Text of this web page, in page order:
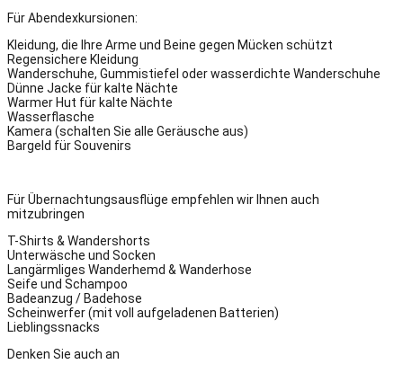
Für Abendexkursionen:
Kleidung, die Ihre Arme und Beine gegen Mücken schützt
Regensichere Kleidung
Wanderschuhe, Gummistiefel oder wasserdichte Wanderschuhe
Dünne Jacke für kalte Nächte
Warmer Hut für kalte Nächte
Wasserflasche
Kamera (schalten Sie alle Geräusche aus)
Bargeld für Souvenirs
Für Übernachtungsausflüge empfehlen wir Ihnen auch
mitzubringen
T-Shirts & Wandershorts
Unterwäsche und Socken
Langärmliges Wanderhemd & Wanderhose
Seife und Schampoo
Badeanzug / Badehose
Scheinwerfer (mit voll aufgeladenen Batterien)
Lieblingssnacks
Denken Sie auch an